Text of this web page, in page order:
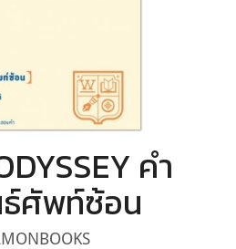
คำ
ศัพท์ซ้อน